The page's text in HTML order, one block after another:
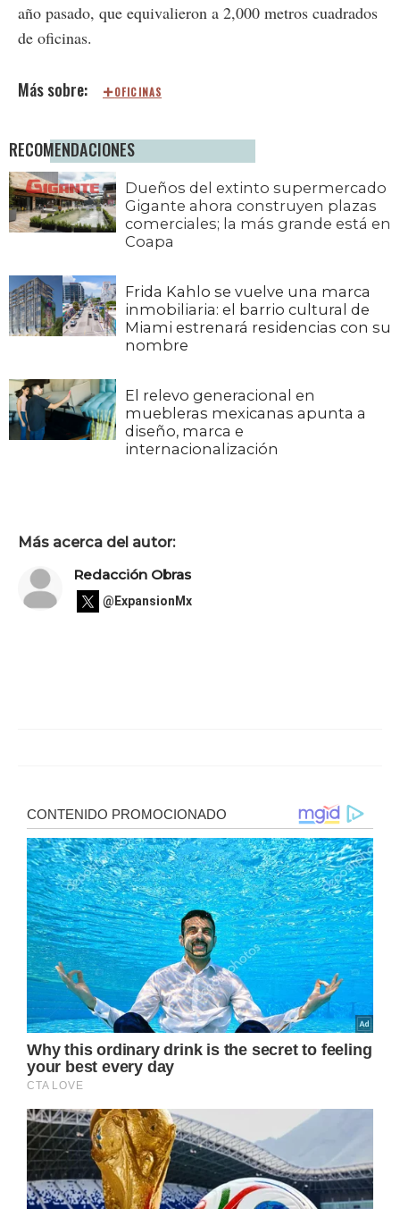
año pasado, que equivalieron a 2,000 metros cuadrados
de oficinas.
OFICINAS
RECOMENDACIONES
Dueños del extinto supermercado
Gigante ahora construyen plazas
comerciales; la más grande está en
Coapa
Frida Kahlo se vuelve una marca
inmobiliaria: el barrio cultural de
Miami estrenará residencias con su
nombre
El relevo generacional en
muebleras mexicanas apunta a
diseño, marca e
internacionalización
Más acerca del autor:
Redacción Obras
@ExpansionMx